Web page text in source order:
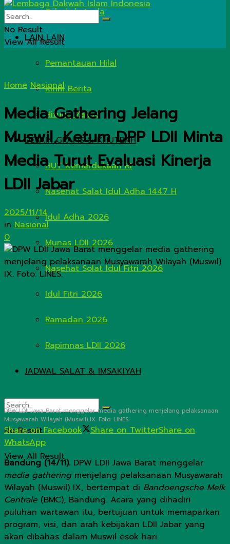
Tahukah Anda
LAIN LAIN
Pemantauan Hilal
Kirim Berita
Hitung Zakat
DESAIN GRAFIS & KHUTBAH
HUT Kemerdekaan RI
Nasehat Salat Idul Adha 1447 H
Idul Adha 2026
Munas LDII 2026
Nasehat Solat Idul Fitri 2026
Idul Fitri 2026
Ramadan 2026
Rapimnas LDII 2026
JADWAL SALAT & IMSAKIYAH
No Result
View All Result
No Result
View All Result
Home Nasional
Media Gathering Jelang
Muswil, Ketum DPP LDII Minta
Media Turut Evaluasi Kinerja
LDII Jabar
2025/11/14
in Nasional
0
DPW LDII Jawa Barat menggelar media gathering menjelang pelaksanaan
Musyawarah Wilayah (Muswil) IX. Foto: LINES.
Share on Facebook Share on TwitterShare on
WhatsApp
Bandung (14/11). DPW LDII Jawa Barat menggelar
media gatheringmenjelang pelaksanaan Musyawarah
Wilayah (Muswil) IX, bertempat di Bandoengsche Melk
Centrale (BMC), Bandung. Acara yang dihadiri
puluhan wartawan itu, bertujuan untuk memaparkan
program, visi, dan arah kebijakan LDII Jabar yang
akan dibahas dalam Muswil esok hari.